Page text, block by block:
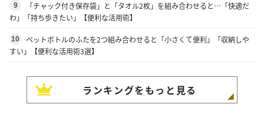
9
「チャック付き保存袋」と「タオル2枚」を組み合わせると…「快適だ
わ」「持ち歩きたい」【便利な活用術】
10
ペットボトルのふたを2つ組み合わせると「小さくて便利」「収納しや
すい」【便利な活用術3選】
ランキングをもっと見る